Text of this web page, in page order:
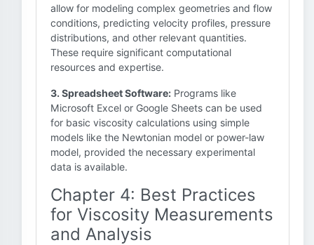
allow for modeling complex geometries and flow
conditions, predicting velocity profiles, pressure
distributions, and other relevant quantities.
These require significant computational
resources and expertise.
3. Spreadsheet Software: Programs like
Microsoft Excel or Google Sheets can be used
for basic viscosity calculations using simple
models like the Newtonian model or power-law
model, provided the necessary experimental
data is available.
Chapter 4: Best Practices
for Viscosity Measurements
and Analysis